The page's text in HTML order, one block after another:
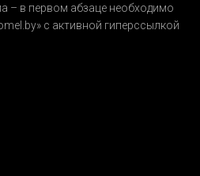
– в первом абзаце необходимо
с активной гиперссылкой